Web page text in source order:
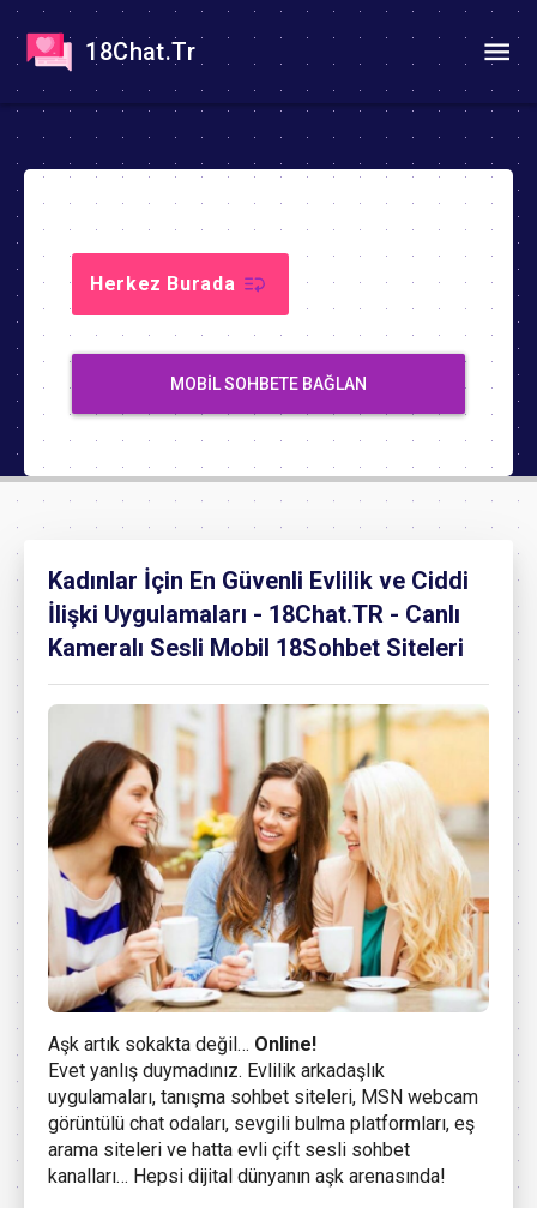
18Chat.Tr
Herkez Burada
MOBIL SOHBETE BAĞLAN
Kadınlar İçin En Güvenli Evlilik ve Ciddi
İlişki Uygulamaları - 18Chat.TR - Canlı
Kameralı Sesli Mobil 18Sohbet Siteleri
Aşk artık sokakta değil… Online!
Evet yanlış duymadınız. Evlilik arkadaşlık
uygulamaları, tanışma sohbet siteleri, MSN webcam
görüntülü chat odaları, sevgili bulma platformları, eş
arama siteleri ve hatta evli çift sesli sohbet
kanalları… Hepsi dijital dünyanın aşk arenasında!